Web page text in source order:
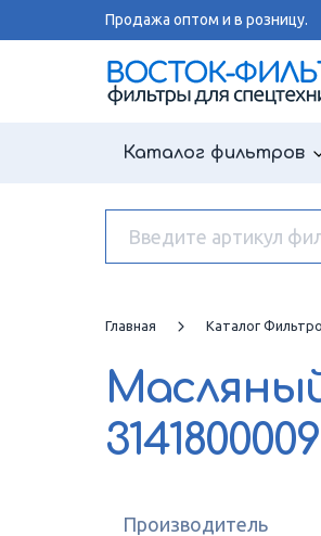
Продажа оптом и в розницу.
Каталог фильтров
Главная Каталог
Производитель